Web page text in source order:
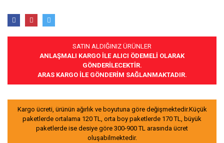
SATIN ALDIĞINIZ ÜRÜNLER
ANLAŞMALI KARGO İLE ALICI ÖDEMELİ OLARAK
GÖNDERİLECEKTİR.
ARAS KARGO İLE GÖNDERİM SAĞLANMAKTADIR.
Kargo ücreti, ürünün ağırlık ve boyutuna göre değişmektedir.Küçük
paketlerde ortalama 120 TL, orta boy paketlerde 170 TL, büyük
paketlerde ise desiye göre 300-900 TL arasında ücret
oluşabilmektedir.